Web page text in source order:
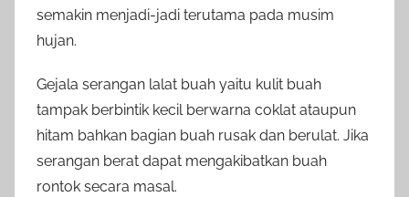
semakin menjadi-jadi terutama pada musim
hujan.
Gejala serangan lalat buah yaitu kulit buah
tampak berbintik kecil berwarna coklat ataupun
hitam bahkan bagian buah rusak dan berulat. Jika
serangan berat dapat mengakibatkan buah
rontok secara masal.